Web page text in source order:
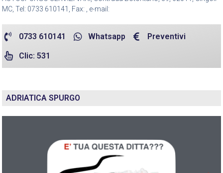
MC, Tel: 0733 610141, Fax: , e-mail:
0733 610141 Whatsapp Preventivi
Clic: 531
ADRIATICA SPURGO